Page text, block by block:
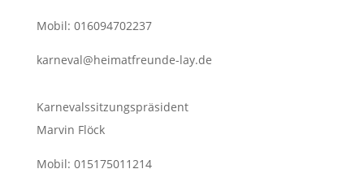
Mobil: 016094702237
karneval@heimatfreunde-lay.de
Karnevalssitzungspräsident
Marvin Flöck
Mobil: 015175011214